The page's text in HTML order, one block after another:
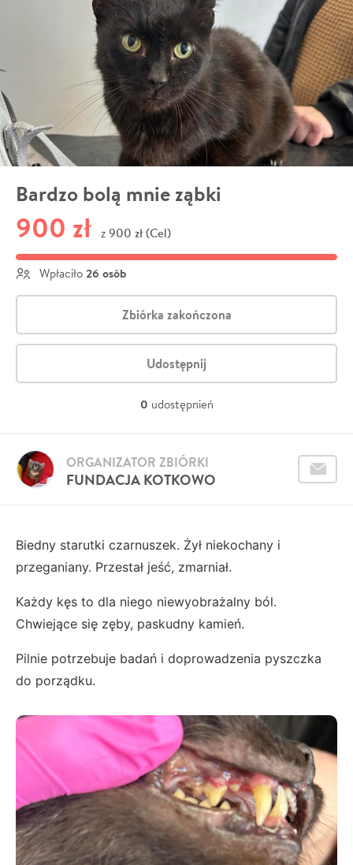
Bardzo bolą mnie ząbki
900 zł z 900 zł (Cel)
Wpłaciło 26 osób
Zbiórka zakończona
Udostępnij
0 udostępnień
FUNDACJA KOTKOWO
ORGANIZATOR ZBIÓRKI
Biedny starutki czarnuszek. Żył niekochany i
przeganiany. Przestał jeść, zmarniał.
Każdy kęs to dla niego niewyobrażalny ból.
Chwiejące się zęby, paskudny kamień.
Pilnie potrzebuje badań i doprowadzenia pyszczka
do porządku.